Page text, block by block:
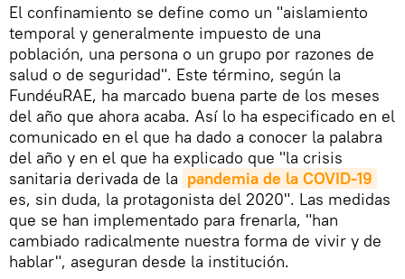
​El confinamiento se define como un "aislamiento
temporal y generalmente impuesto de una
población, una persona o un grupo por razones de
salud o de seguridad". Este término, según la
FundéuRAE, ha marcado buena parte de los meses
del año que ahora acaba. Así lo ha especificado en el
comunicado en el que ha dado a conocer la palabra
del año y en el que ha explicado que "la crisis
sanitaria derivada de la pandemia de la COVID-19
es, sin duda, la protagonista del 2020". Las medidas
que se han implementado para frenarla, "han
cambiado radicalmente nuestra forma de vivir y de
hablar", aseguran desde la institución.